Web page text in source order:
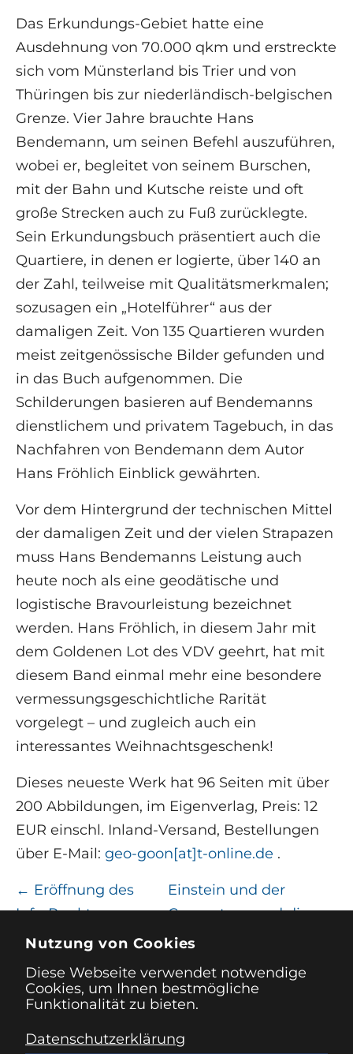
Nutzung von Cookies
Diese Webseite verwendet notwendige
Cookies, um Ihnen bestmögliche
Funktionalität zu bieten.
Datenschutzerklärung
Das Erkundungs-Gebiet hatte eine
Ausdehnung von 70.000 qkm und erstreckte
sich vom Münsterland bis Trier und von
Thüringen bis zur niederländisch-belgischen
Grenze. Vier Jahre brauchte Hans
Bendemann, um seinen Befehl auszuführen,
wobei er, begleitet von seinem Burschen,
mit der Bahn und Kutsche reiste und oft
große Strecken auch zu Fuß zurücklegte.
Sein Erkundungsbuch präsentiert auch die
Quartiere, in denen er logierte, über 140 an
der Zahl, teilweise mit Qualitätsmerkmalen;
sozusagen ein „Hotelführer“ aus der
damaligen Zeit. Von 135 Quartieren wurden
meist zeitgenössische Bilder gefunden und
in das Buch aufgenommen. Die
Schilderungen basieren auf Bendemanns
dienstlichem und privatem Tagebuch, in das
Nachfahren von Bendemann dem Autor
Hans Fröhlich Einblick gewährten.
Vor dem Hintergrund der technischen Mittel
der damaligen Zeit und der vielen Strapazen
muss Hans Bendemanns Leistung auch
heute noch als eine geodätische und
logistische Bravourleistung bezeichnet
werden. Hans Fröhlich, in diesem Jahr mit
dem Goldenen Lot des VDV geehrt, hat mit
diesem Band einmal mehr eine besondere
vermessungsgeschichtliche Rarität
vorgelegt – und zugleich auch ein
interessantes Weihnachtsgeschenk!
Dieses neueste Werk hat 96 Seiten mit über
200 Abbildungen, im Eigenverlag, Preis: 12
EUR einschl. Inland-Versand, Bestellungen
über E-Mail: geo-goon[at]t-online.de .
← Eröffnung des
Info-Punkts
„Trigonometrischer
Einstein und der
Geometer – und die
Satelliten-Navigation
Impressum